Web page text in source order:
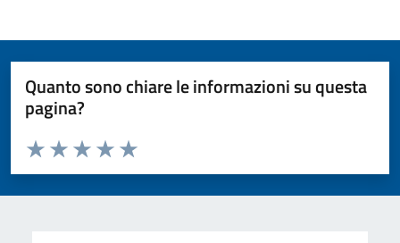
Quanto sono chiare le informazioni su questa
pagina?
Valuta da 1 a 5 stelle la pagina
Valuta 5 stelle su 5
Valuta 4 stelle su 5
Valuta 3 stelle su 5
Valuta 2 stelle su 5
Valuta 1 stelle su 5